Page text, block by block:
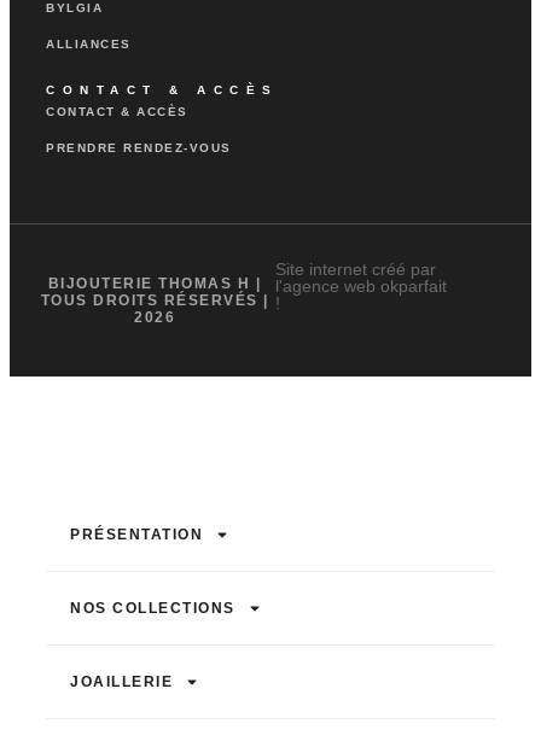
BYLGIA
ALLIANCES
CONTACT & ACCÈS
CONTACT & ACCÈS
PRENDRE RENDEZ-VOUS
BIJOUTERIE THOMAS H |
TOUS DROITS RÉSERVÉS |
2026
Site internet créé par
l'agence web okparfait
!
PRÉSENTATION
NOS COLLECTIONS
JOAILLERIE